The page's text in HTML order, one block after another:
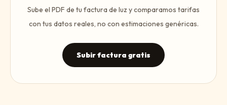
Sube el PDF de tu factura de luz y comparamos tarifas
con tus datos reales, no con estimaciones genéricas.
Subir factura gratis